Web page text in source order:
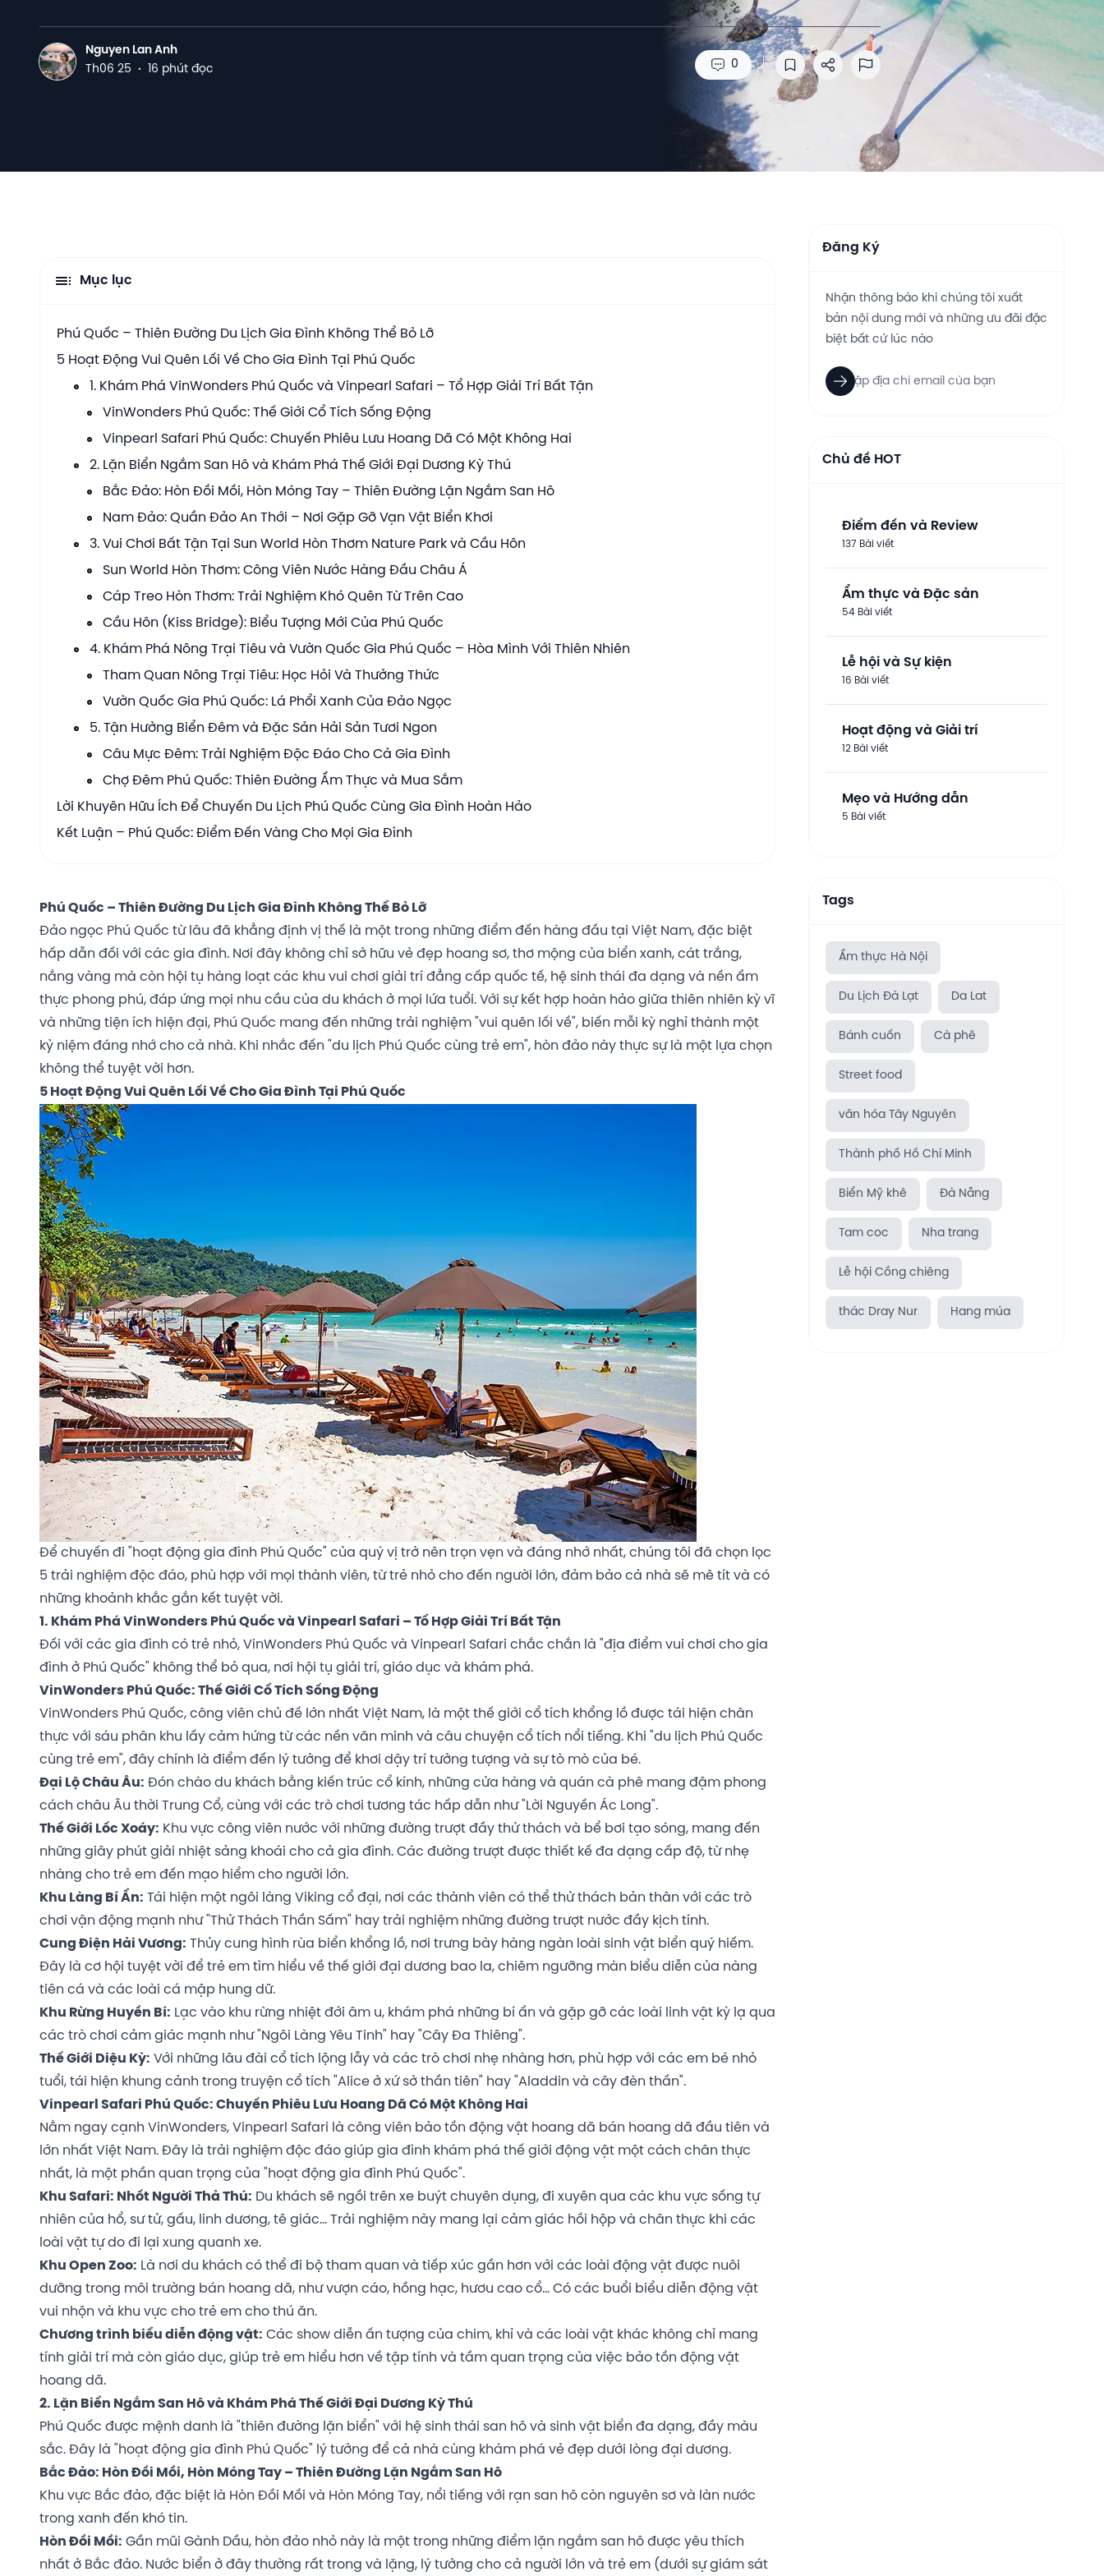
N
Nguyen Lan Anh
Th06 25 · 16 phút đọc 0
Lưu vào danh sách đọc
Chia sẻBáo cáo lạm dụng
Mục lục
Phú Quốc – Thiên Đường Du Lịch Gia Đình Không Thể Bỏ Lỡ
5 Hoạt Động Vui Quên Lối Về Cho Gia Đình Tại Phú Quốc
1. Khám Phá VinWonders Phú Quốc và Vinpearl Safari – Tổ Hợp Giải Trí Bất Tận
VinWonders Phú Quốc: Thế Giới Cổ Tích Sống Động
Vinpearl Safari Phú Quốc: Chuyến Phiêu Lưu Hoang Dã Có Một Không Hai
2. Lặn Biển Ngắm San Hô và Khám Phá Thế Giới Đại Dương Kỳ Thú
Bắc Đảo: Hòn Đồi Mồi, Hòn Móng Tay – Thiên Đường Lặn Ngắm San Hô
Nam Đảo: Quần Đảo An Thới – Nơi Gặp Gỡ Vạn Vật Biển Khơi
3. Vui Chơi Bất Tận Tại Sun World Hòn Thơm Nature Park và Cầu Hôn
Sun World Hòn Thơm: Công Viên Nước Hàng Đầu Châu Á
Cáp Treo Hòn Thơm: Trải Nghiệm Khó Quên Từ Trên Cao
Cầu Hôn (Kiss Bridge): Biểu Tượng Mới Của Phú Quốc
4. Khám Phá Nông Trại Tiêu và Vườn Quốc Gia Phú Quốc – Hòa Mình Với Thiên Nhiên
Tham Quan Nông Trại Tiêu: Học Hỏi Và Thưởng Thức
Vườn Quốc Gia Phú Quốc: Lá Phổi Xanh Của Đảo Ngọc
5. Tận Hưởng Biển Đêm và Đặc Sản Hải Sản Tươi Ngon
Câu Mực Đêm: Trải Nghiệm Độc Đáo Cho Cả Gia Đình
Chợ Đêm Phú Quốc: Thiên Đường Ẩm Thực và Mua Sắm
Lời Khuyên Hữu Ích Để Chuyến Du Lịch Phú Quốc Cùng Gia Đình Hoàn Hảo
Kết Luận – Phú Quốc: Điểm Đến Vàng Cho Mọi Gia Đình
Phú Quốc – Thiên Đường Du Lịch Gia Đình Không Thể Bỏ Lỡ
Đảo ngọc Phú Quốc từ lâu đã khẳng định vị thế là một trong những điểm đến hàng đầu tại Việt Nam, đặc biệt
hấp dẫn đối với các gia đình. Nơi đây không chỉ sở hữu vẻ đẹp hoang sơ, thơ mộng của biển xanh, cát trắng,
nắng vàng mà còn hội tụ hàng loạt các khu vui chơi giải trí đẳng cấp quốc tế, hệ sinh thái đa dạng và nền ẩm
thực phong phú, đáp ứng mọi nhu cầu của du khách ở mọi lứa tuổi. Với sự kết hợp hoàn hảo giữa thiên nhiên kỳ vĩ
và những tiện ích hiện đại, Phú Quốc mang đến những trải nghiệm "vui quên lối về", biến mỗi kỳ nghỉ thành một
kỷ niệm đáng nhớ cho cả nhà. Khi nhắc đến "du lịch Phú Quốc cùng trẻ em", hòn đảo này thực sự là một lựa chọn
không thể tuyệt vời hơn.
5 Hoạt Động Vui Quên Lối Về Cho Gia Đình Tại Phú Quốc
Để chuyến đi "hoạt động gia đình Phú Quốc" của quý vị trở nên trọn vẹn và đáng nhớ nhất, chúng tôi đã chọn lọc
5 trải nghiệm độc đáo, phù hợp với mọi thành viên, từ trẻ nhỏ cho đến người lớn, đảm bảo cả nhà sẽ mê tít và có
những khoảnh khắc gắn kết tuyệt vời.
1. Khám Phá VinWonders Phú Quốc và Vinpearl Safari – Tổ Hợp Giải Trí Bất Tận
Đối với các gia đình có trẻ nhỏ, VinWonders Phú Quốc và Vinpearl Safari chắc chắn là "địa điểm vui chơi cho gia
đình ở Phú Quốc" không thể bỏ qua, nơi hội tụ giải trí, giáo dục và khám phá.
VinWonders Phú Quốc: Thế Giới Cổ Tích Sống Động
VinWonders Phú Quốc, công viên chủ đề lớn nhất Việt Nam, là một thế giới cổ tích khổng lồ được tái hiện chân
thực với sáu phân khu lấy cảm hứng từ các nền văn minh và câu chuyện cổ tích nổi tiếng. Khi "du lịch Phú Quốc
cùng trẻ em", đây chính là điểm đến lý tưởng để khơi dậy trí tưởng tượng và sự tò mò của bé.
Đại Lộ Châu Âu: Đón chào du khách bằng kiến trúc cổ kính, những cửa hàng và quán cà phê mang đậm phong
cách châu Âu thời Trung Cổ, cùng với các trò chơi tương tác hấp dẫn như "Lời Nguyền Ác Long".
Thế Giới Lốc Xoáy: Khu vực công viên nước với những đường trượt đầy thử thách và bể bơi tạo sóng, mang đến
những giây phút giải nhiệt sảng khoái cho cả gia đình. Các đường trượt được thiết kế đa dạng cấp độ, từ nhẹ
nhàng cho trẻ em đến mạo hiểm cho người lớn.
Khu Làng Bí Ẩn: Tái hiện một ngôi làng Viking cổ đại, nơi các thành viên có thể thử thách bản thân với các trò
chơi vận động mạnh như "Thử Thách Thần Sấm" hay trải nghiệm những đường trượt nước đầy kịch tính.
Cung Điện Hải Vương: Thủy cung hình rùa biển khổng lồ, nơi trưng bày hàng ngàn loài sinh vật biển quý hiếm.
Đây là cơ hội tuyệt vời để trẻ em tìm hiểu về thế giới đại dương bao la, chiêm ngưỡng màn biểu diễn của nàng
tiên cá và các loài cá mập hung dữ.
Khu Rừng Huyền Bí: Lạc vào khu rừng nhiệt đới âm u, khám phá những bí ẩn và gặp gỡ các loài linh vật kỳ lạ qua
các trò chơi cảm giác mạnh như "Ngôi Làng Yêu Tinh" hay "Cây Đa Thiêng".
Thế Giới Diệu Kỳ: Với những lâu đài cổ tích lộng lẫy và các trò chơi nhẹ nhàng hơn, phù hợp với các em bé nhỏ
tuổi, tái hiện khung cảnh trong truyện cổ tích "Alice ở xứ sở thần tiên" hay "Aladdin và cây đèn thần".
Vinpearl Safari Phú Quốc: Chuyến Phiêu Lưu Hoang Dã Có Một Không Hai
Nằm ngay cạnh VinWonders, Vinpearl Safari là công viên bảo tồn động vật hoang dã bán hoang dã đầu tiên và
lớn nhất Việt Nam. Đây là trải nghiệm độc đáo giúp gia đình khám phá thế giới động vật một cách chân thực
nhất, là một phần quan trọng của "hoạt động gia đình Phú Quốc".
Khu Safari: Nhốt Người Thả Thú: Du khách sẽ ngồi trên xe buýt chuyên dụng, đi xuyên qua các khu vực sống tự
nhiên của hổ, sư tử, gấu, linh dương, tê giác... Trải nghiệm này mang lại cảm giác hồi hộp và chân thực khi các
loài vật tự do đi lại xung quanh xe.
Khu Open Zoo: Là nơi du khách có thể đi bộ tham quan và tiếp xúc gần hơn với các loài động vật được nuôi
dưỡng trong môi trường bán hoang dã, như vượn cáo, hồng hạc, hươu cao cổ... Có các buổi biểu diễn động vật
vui nhộn và khu vực cho trẻ em cho thú ăn.
Chương trình biểu diễn động vật: Các show diễn ấn tượng của chim, khỉ và các loài vật khác không chỉ mang
tính giải trí mà còn giáo dục, giúp trẻ em hiểu hơn về tập tính và tầm quan trọng của việc bảo tồn động vật
hoang dã.
2. Lặn Biển Ngắm San Hô và Khám Phá Thế Giới Đại Dương Kỳ Thú
Phú Quốc được mệnh danh là "thiên đường lặn biển" với hệ sinh thái san hô và sinh vật biển đa dạng, đầy màu
sắc. Đây là "hoạt động gia đình Phú Quốc" lý tưởng để cả nhà cùng khám phá vẻ đẹp dưới lòng đại dương.
Bắc Đảo: Hòn Đồi Mồi, Hòn Móng Tay – Thiên Đường Lặn Ngắm San Hô
Khu vực Bắc đảo, đặc biệt là Hòn Đồi Mồi và Hòn Móng Tay, nổi tiếng với rạn san hô còn nguyên sơ và làn nước
trong xanh đến khó tin.
Hòn Đồi Mồi: Gần mũi Gành Dầu, hòn đảo nhỏ này là một trong những điểm lặn ngắm san hô được yêu thích
nhất ở Bắc đảo. Nước biển ở đây thường rất trong và lặng, lý tưởng cho cả người lớn và trẻ em (dưới sự giám sát
Đăng Ký
Nhận thông báo khi chúng tôi xuất
bản nội dung mới và những ưu đãi đặc
biệt bất cứ lúc nào
Chủ đề HOT
Điểm đến và Review
137 Bài viết
Ẩm thực và Đặc sản
54 Bài viết
Lễ hội và Sự kiện
16 Bài viết
Hoạt động và Giải trí
12 Bài viết
Mẹo và Hướng dẫn
5 Bài viết
Tags
Ẩm thực Hà Nội
Du Lịch Đà Lạt Da Lat
Bánh cuốn Cà phê
Street food
văn hóa Tây Nguyên
Thành phố Hồ Chí Minh
Biển Mỹ khê Đà Nẵng
Tam coc Nha trang
Lễ hội Cồng chiêng
thác Dray Nur Hang múa